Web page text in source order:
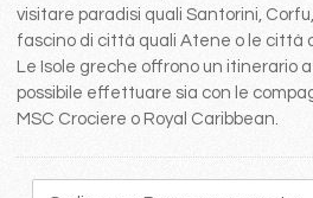
visitare paradisi quali Santorini,
fascino di città quali Atene o le città
Le Isole greche offrono un itinerario
possibile effettuare sia con le
MSC Crociere o Royal Caribbean.